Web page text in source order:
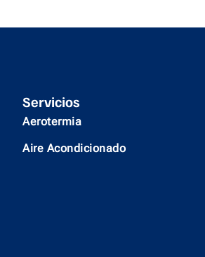
Servicios
Aerotermia
Aire Acondicionado